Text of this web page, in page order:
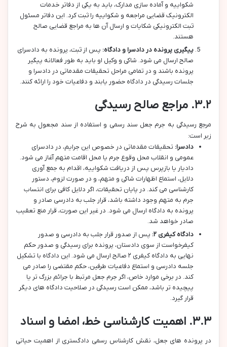
شکواییه و آماده سازی مدارک، باید به یکی از دفاتر خدمات
الکترونیک قضایی مراجعه و شکواییه را ثبت کرد. این دفاتر مسئول
ثبت الکترونیکی شکایات و ارسال آن ها به مراجع قضایی صالح
هستند.
پیگیری پرونده در دادسرا و دادگاه: پس از ثبت، پرونده به دادسرای
صالح ارسال می شود. شاکی و وکیل او باید به طور فعالانه پیگیر
پرونده باشند و در تمامی مراحل تحقیقات مقدماتی در دادسرا و
جلسات رسیدگی در دادگاه حضور یابند و دفاعیات خود را ارائه کنند.
۳.۲. مراجع صالح رسیدگی
مرجع رسیدگی به جرم جعل سند رسمی و استفاده از سند مجعول به شرح
زیر است:
دادسرا: تحقیقات مقدماتی در خصوص این جرایم، در دادسرای
عمومی و انقلاب محل وقوع جرم یا محل اقامت متهم آغاز می شود.
دادیار یا بازپرس پس از دریافت شکواییه، اقدام به جمع آوری
دلایل، استماع اظهارات شاکی و متهم، و در صورت لزوم، دستور
کارشناسی می کند. در پایان تحقیقات، اگر دلایل کافی برای انتساب
جرم به متهم وجود داشته باشد، قرار جلب به دادرسی صادر و
پرونده به دادگاه ارسال می شود. در غیر این صورت، قرار منع تعقیب
صادر خواهد شد.
دادگاه کیفری ۲:
پس از صدور قرار جلب به دادرسی و صدور
کیفرخواست از سوی دادستان، پرونده برای رسیدگی و صدور حکم
نهایی به دادگاه کیفری ۲ صالح ارسال می شود. این دادگاه با تشکیل
جلسه دادرسی و استماع دفاعیات طرفین، حکم مقتضی را صادر می
کند. در برخی موارد خاص، اگر جرم جعل مرتبط با جرائم بزرگ تر یا
پیچیده تر باشد، ممکن است رسیدگی در صلاحیت دادگاه های دیگر
قرار گیرد.
۳.۳. اهمیت کارشناسی خط، امضا و اسناد
در پرونده های جعل، نقش کارشناس رسمی دادگستری از اهمیت حیاتی